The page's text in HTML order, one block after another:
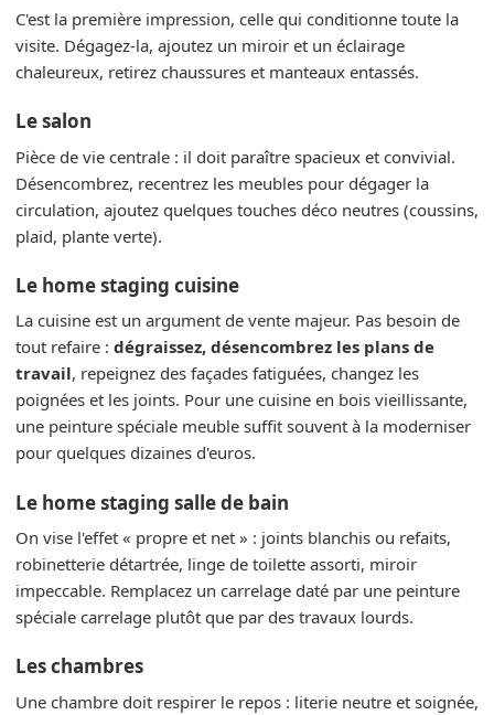
C'est la première impression, celle qui conditionne toute la
visite. Dégagez-la, ajoutez un miroir et un éclairage
chaleureux, retirez chaussures et manteaux entassés.
Le salon
Pièce de vie centrale : il doit paraître spacieux et convivial.
Désencombrez, recentrez les meubles pour dégager la
circulation, ajoutez quelques touches déco neutres (coussins,
plaid, plante verte).
Le home staging cuisine
La cuisine est un argument de vente majeur. Pas besoin de
tout refaire : dégraissez, désencombrez les plans de
travail, repeignez des façades fatiguées, changez les
poignées et les joints. Pour une cuisine en bois vieillissante,
une peinture spéciale meuble suffit souvent à la moderniser
pour quelques dizaines d'euros.
Le home staging salle de bain
On vise l'effet « propre et net » : joints blanchis ou refaits,
robinetterie détartrée, linge de toilette assorti, miroir
impeccable. Remplacez un carrelage daté par une peinture
spéciale carrelage plutôt que par des travaux lourds.
Les chambres
Une chambre doit respirer le repos : literie neutre et soignée,